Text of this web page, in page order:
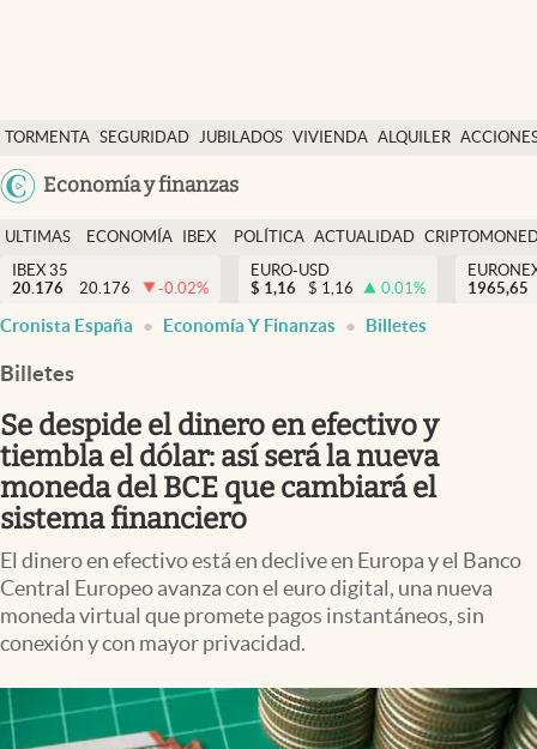
TORMENTA SEGURIDAD JUBILADOS VIVIENDA ALQUILER
USA
Economía y finanzas
Economía y finanzas
Política
Actualidad
Criptomonedas
España
ULTIMAS
NOTICIAS
ECONOMÍA
FINANZAS
IBEX
EURO
POLÍTICA ACTUALIDAD
IBEX 35
20.176
20.176 -0.02%
EURO-USD
$ 1,16 $ 1,16 0.01%
1965,65
Cronista España Economía Y Finanzas Billetes
Billetes
Se despide el dinero en efectivo y
tiembla el dólar: así será la nueva
moneda del BCE que cambiará el
sistema financiero
El dinero en efectivo está en declive en Europa y el Banco
Central Europeo avanza con el euro digital, una nueva
moneda virtual que promete pagos instantáneos, sin
conexión y con mayor privacidad.